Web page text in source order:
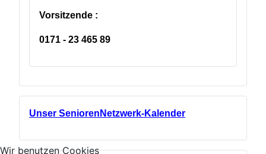
Vorsitzende :
0171 - 23 465 89
Unser SeniorenNetzwerk-Kalender
Wir benutzen Cookies